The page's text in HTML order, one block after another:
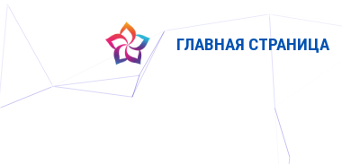
ГЛАВНАЯ СТРАНИЦА